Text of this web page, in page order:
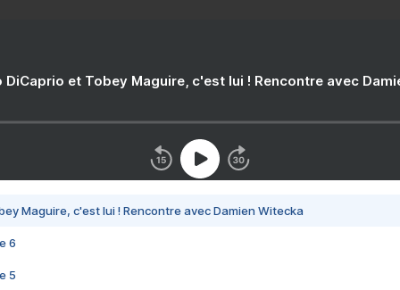
DiCaprio et Tobey Maguire, c'est lui ! Rencontre avec
Maguire, c'est lui ! Rencontre avec Damien Witecka
6
5